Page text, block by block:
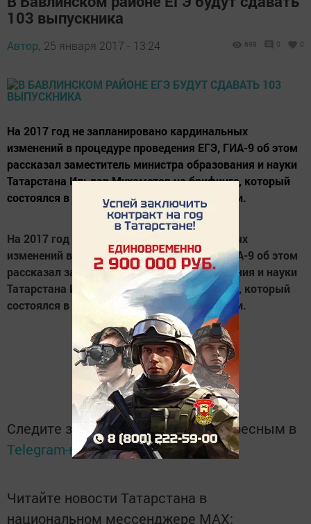
103 выпускника
Автор, 25 января 2017 - 13:24 698 0 0
На 2017 год не запланировано кардинальных
изменений в процедуре проведения ЕГЭ, ГИА-9 об этом
рассказал заместитель министра образования и науки
Татарстана Ильдар Мухаметов на брифинге, который
состоялся в кабинете министров республики.
На 2017 год не запланировано кардинальных
изменений в процедуре проведения ЕГЭ, ГИА-9 об этом
рассказал заместитель министра образования и науки
Татарстана Ильдар Мухаметов на брифинге, который
состоялся в кабинете министров республики.
Следите за самым важным и интересным в
Telegram-каналеТатмедиа
Читайте новости Татарстана в
национальном мессенджере MАХ: